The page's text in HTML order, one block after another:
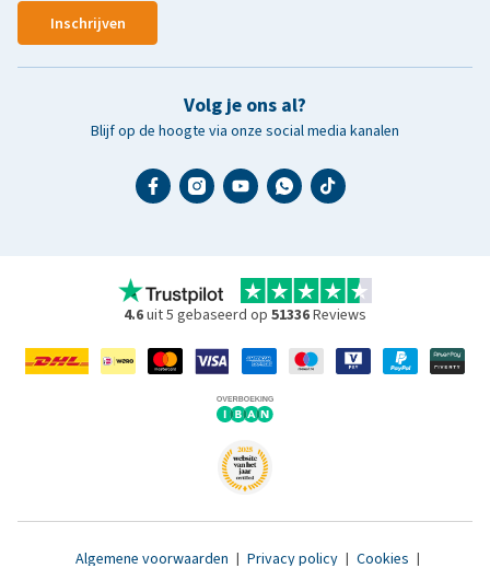
Inschrijven
Volg je ons al?
Blijf op de hoogte via onze social media kanalen
4.6uit 5 gebaseerd op 51336Reviews
Algemene voorwaarden | Privacy policy | Cookies |